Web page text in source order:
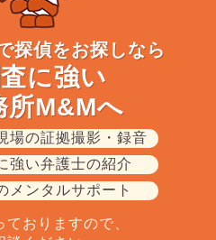
探偵をお探しなら
に強い
所M&Mへ
場の証拠撮影・録音
強い弁護士の紹介
メンタルサポート
おりますので、